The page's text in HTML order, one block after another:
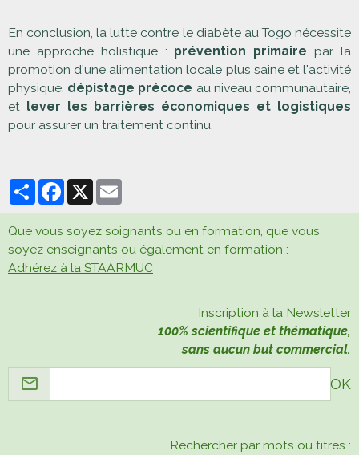
En conclusion, la lutte contre le diabète au Togo nécessite
une approche holistique : prévention primaire par la
promotion d'une alimentation locale plus saine et l'activité
physique, dépistage précoce au niveau communautaire,
et lever les barrières économiques et logistiques
pour assurer un traitement continu.
PartagerFacebook
X
Que vous soyez soignants ou en formation, que vous
soyez enseignants ou également en formation :
Adhérez à la STAARMUC
Inscription à la Newsletter
100% scientifique et thématique,
sans aucun but commercial.
OK
Rechercher par mots ou titres :